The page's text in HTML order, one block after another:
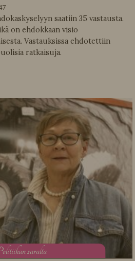
saatiin 35 vastausta.
on ehdokkaan visio
Vastauksissa ehdotettiin
ratkaisuja.
olitiikan saralta